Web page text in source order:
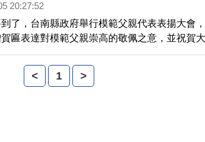
20:27:52
了，台南縣政府舉行模範父親代表表揚大會
匾表達對模範父親崇高的敬佩之意，並祝賀
< 1 >